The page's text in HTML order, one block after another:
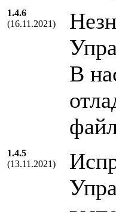
1.4.6
(16.11.2021)
В
1.4.5
(13.11.2021)